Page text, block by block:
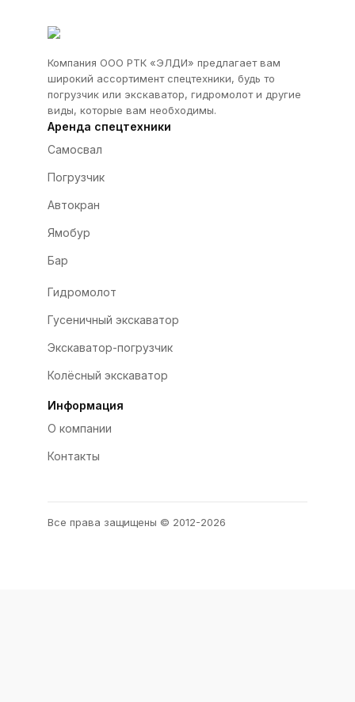
Компания ООО РТК «ЭЛДИ» предлагает вам
широкий ассортимент спецтехники, будь то
погрузчик или экскаватор, гидромолот и другие
виды, которые вам необходимы.
Аренда спецтехники
Самосвал
Погрузчик
Автокран
Ямобур
Бар
Гидромолот
Гусеничный экскаватор
Экскаватор-погрузчик
Колёсный экскаватор
Информация
О компании
Контакты
Все права защищены © 2012-2026